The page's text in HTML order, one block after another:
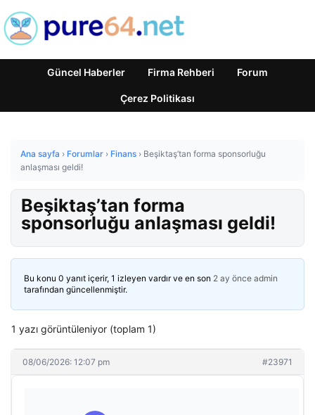
Güncel Haberler Firma Rehberi Forum
Çerez Politikası
Ana sayfa › Forumlar › Finans › Beşiktaş’tan forma sponsorluğu
anlaşması geldi!
Beşiktaş’tan forma
sponsorluğu anlaşması geldi!
Bu konu 0 yanıt içerir, 1 izleyen vardır ve en son 2 ay önce admin
tarafından güncellenmiştir.
1 yazı görüntüleniyor (toplam 1)
08/06/2026: 12:07 pm #23971